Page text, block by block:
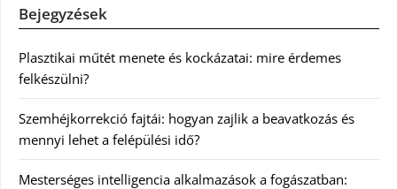
Bejegyzések
Plasztikai műtét menete és kockázatai: mire érdemes
felkészülni?
Szemhéjkorrekció fajtái: hogyan zajlik a beavatkozás és
mennyi lehet a felépülési idő?
Mesterséges intelligencia alkalmazások a fogászatban: